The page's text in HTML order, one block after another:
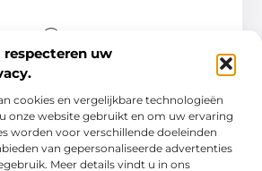
respecteren uw
cookies en vergelijkbare technologieën
onze website gebruikt en om uw ervaring
worden voor verschillende doeleinden
van gepersonaliseerde advertenties
Meer details vindt u in ons